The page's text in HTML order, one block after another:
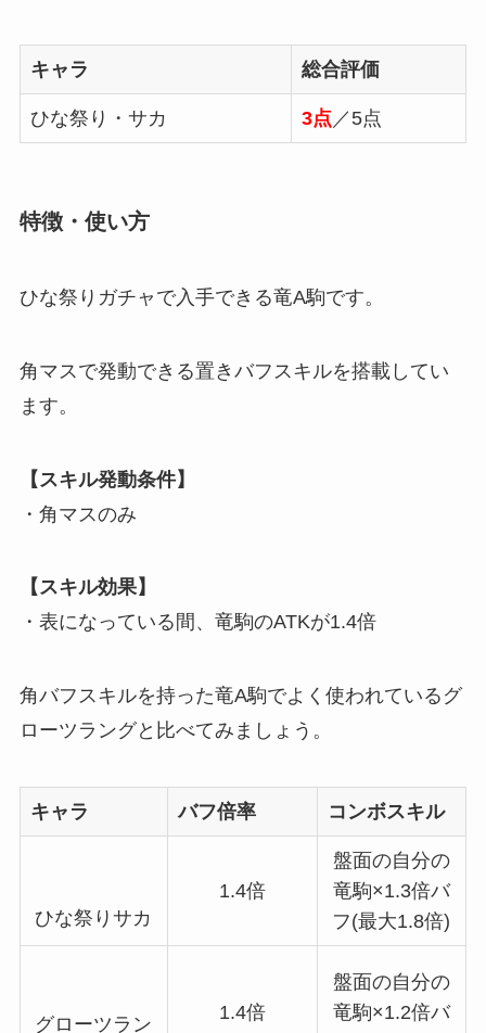
キャラ 総合評価
ひな祭り・サカ 3点 ／5点
特徴・使い方
ひな祭りガチャで入手できる竜A駒です。
角マスで発動できる置きバフスキルを搭載してい
ます。
【スキル発動条件】
・角マスのみ
【スキル効果】
・表になっている間、竜駒のATKが1.4倍
角バフスキルを持った竜A駒でよく使われているグ
ローツラングと比べてみましょう。
キャラ バフ倍率 コンボスキル
ひな祭りサカ
1.4倍
盤面の自分の
竜駒×1.3倍バ
フ(最大1.8倍)
グローツラン
1.4倍
盤面の自分の
竜駒×1.2倍バ